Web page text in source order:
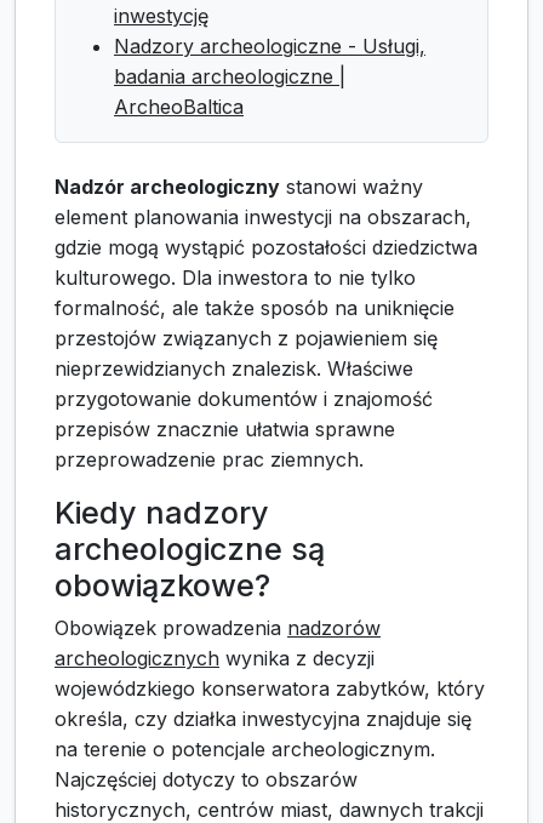
inwestycję
Nadzory archeologiczne - Usługi,
badania archeologiczne |
ArcheoBaltica
Nadzór archeologiczny stanowi ważny
element planowania inwestycji na obszarach,
gdzie mogą wystąpić pozostałości dziedzictwa
kulturowego. Dla inwestora to nie tylko
formalność, ale także sposób na uniknięcie
przestojów związanych z pojawieniem się
nieprzewidzianych znalezisk. Właściwe
przygotowanie dokumentów i znajomość
przepisów znacznie ułatwia sprawne
przeprowadzenie prac ziemnych.
Kiedy nadzory
archeologiczne są
obowiązkowe?
Obowiązek prowadzenia nadzorów
archeologicznych wynika z decyzji
wojewódzkiego konserwatora zabytków, który
określa, czy działka inwestycyjna znajduje się
na terenie o potencjale archeologicznym.
Najczęściej dotyczy to obszarów
historycznych, centrów miast, dawnych trakcji